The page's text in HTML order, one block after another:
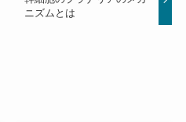
ニズムとは